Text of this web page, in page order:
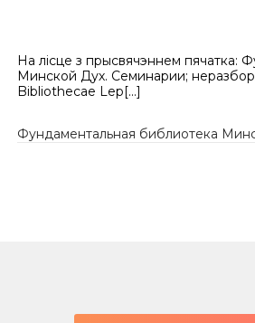
На лісце з прысвячэннем пячатка:
Минской Дух. Семинарии;
Bibliothecae Lep[...]
Фундаментальная библиотека